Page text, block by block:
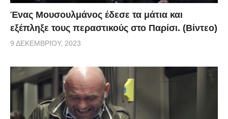
Ένας Μουσουλμάνος έδεσε τα μάτια και
εξέπληξε τους περαστικούς στο Παρίσι. (Βίντεο)
9 ΔΕΚΕΜΒΡΊΟΥ, 2023